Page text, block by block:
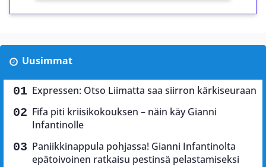
Uusimmat
Expressen: Otso Liimatta saa siirron kärkiseuraan
Fifa piti kriisikokouksen – näin käy Gianni
Infantinolle
Paniikkinappula pohjassa! Gianni Infantinolta
epätoivoinen ratkaisu pestinsä pelastamiseksi